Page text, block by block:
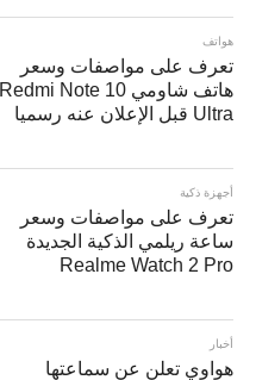
هواتف
تعرف على مواصفات وسعر
هاتف شاومي Redmi Note 10
Ultra قبل الإعلان عنه رسميا
أجهزة ذكية
تعرف على مواصفات وسعر
ساعة ريلمي الذكية الجديدة
Realme Watch 2 Pro
أخبار
هواوي تعلن عن سماعتها